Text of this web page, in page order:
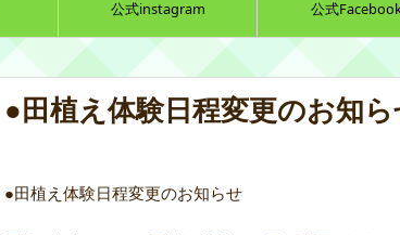
公式instagram 公式
●田植え体験日程変更のお知
●田植え体験日程変更のお知らせ